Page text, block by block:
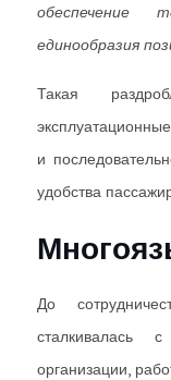
обеспечение
единообразия
Такая
и
удобства
До
сталкивалась
организации,